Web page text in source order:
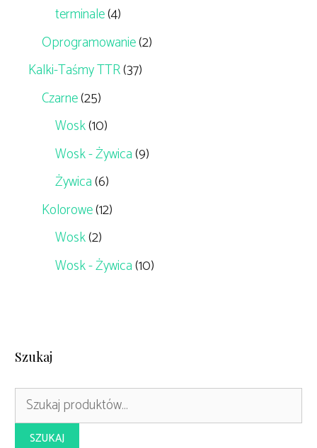
terminale(4)
Oprogramowanie(2)
Kalki-Taśmy TTR(37)
Czarne(25)
Wosk(10)
Wosk - Żywica(9)
Żywica(6)
Kolorowe(12)
Wosk(2)
Wosk - Żywica(10)
Szukaj
Szukaj:
SZUKAJ